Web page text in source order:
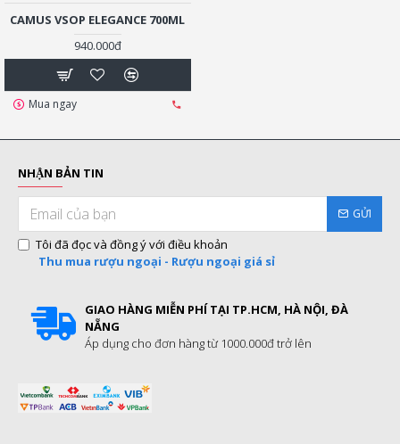
CAMUS VSOP ELEGANCE 700ML
940.000đ
Mua ngay
NHẬN BẢN TIN
GỬI
Tôi đã đọc và đồng ý với điều khoản
Thu mua rượu ngoại - Rượu ngoại giá sỉ
GIAO HÀNG MIỄN PHÍ TẠI TP.HCM, HÀ NỘI, ĐÀ
NẴNG
Áp dụng cho đơn hàng từ 1000.000đ trở lên